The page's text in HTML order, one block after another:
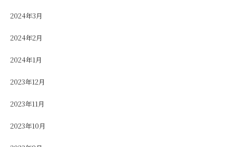
2024年3月
2024年2月
2024年1月
2023年12月
2023年11月
2023年10月